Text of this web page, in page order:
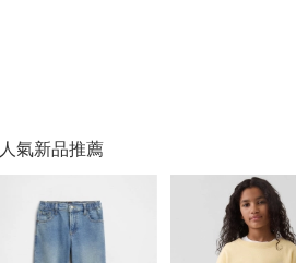
人氣新品推薦